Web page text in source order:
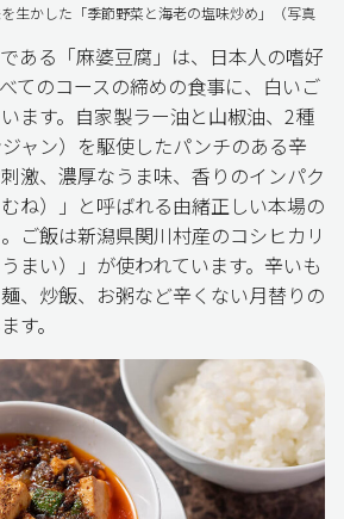
生かした「季節野菜と海老の塩味炒め」（写真
ある「麻婆豆腐」は、日本人の嗜好
てのコースの締めの食事に、白いご
ます。自家製ラー油と山椒油、2種
ャン）を駆使したパンチのある辛
激、濃厚なうま味、香りのインパク
ね）」と呼ばれる由緒正しい本場の
ご飯は新潟県関川村産のコシヒカリ
まい）」が使われています。辛いも
、炒飯、お粥など辛くない月替りの
す。